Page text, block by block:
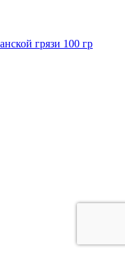
грязи 100 гр